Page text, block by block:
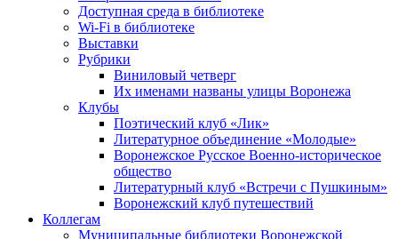
Доступная среда в библиотеке
Wi-Fi в библиотеке
Выставки
Рубрики
Виниловый четверг
Их именами названы улицы Воронежа
Клубы
Поэтический клуб «Лик»
Литературное объединение «Молодые»
Воронежское Русское Военно-историческое
общество
Литературный клуб «Встречи с Пушкиным»
Воронежский клуб путешествий
Коллегам
Муниципальные библиотеки Воронежской